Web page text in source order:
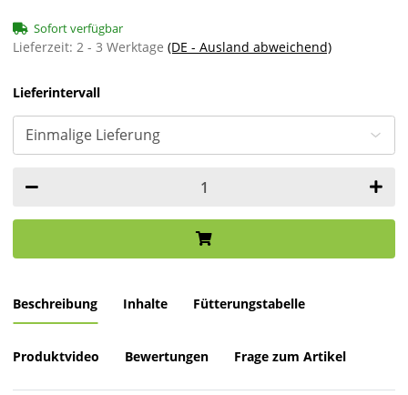
Sofort verfügbar
Lieferzeit: 2 - 3 Werktage (DE - Ausland abweichend)
Lieferintervall
Beschreibung Inhalte Fütterungstabelle
Produktvideo Bewertungen Frage zum Artikel